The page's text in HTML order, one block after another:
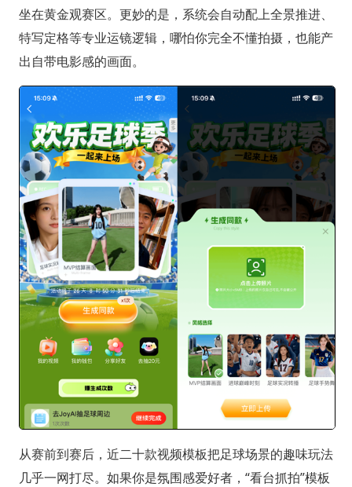
坐在黄金观赛区。更妙的是，系统会自动配上全景推进、
特写定格等专业运镜逻辑，哪怕你完全不懂拍摄，也能产
出自带电影感的画面。
从赛前到赛后，近二十款视频模板把足球场景的趣味玩法
几乎一网打尽。如果你是氛围感爱好者，“看台抓拍”模板